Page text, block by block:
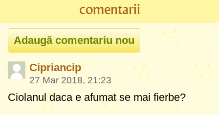
comentarii
Cipriancip
27 Mar 2018, 21:23
Ciolanul daca e afumat se mai fierbe?